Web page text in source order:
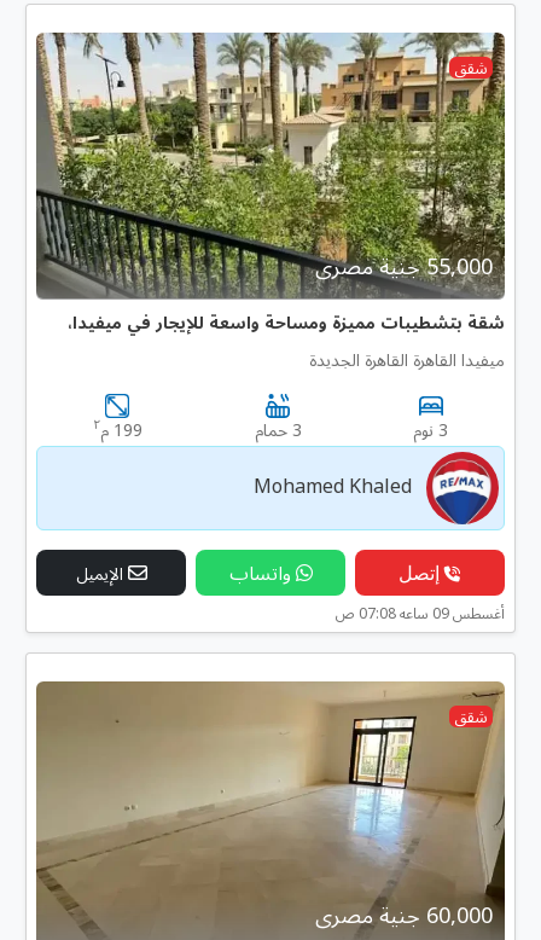
شقق
55,000 جنية مصرى
شقة بتشطيبات مميزة ومساحة واسعة للإيجار في ميفيدا،
ميفيدا القاهرة القاهرة الجديدة
3 نوم 3 حمام 199 م ٢
Mohamed Khaled
إتصل واتساب الإيميل
أغسطس 09 ساعه 07:08 ص
شقق
60,000 جنية مصرى